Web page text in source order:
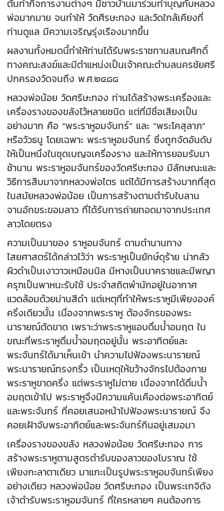
ต้นทำกิจการงานต่างๆ มีชาวบ้านมาร่วมทำบุญกับหลวง
พ่อมากมาย จนทำให้ วัดศีรษะทอง และวัดใกล้เคียงที่
ท่านดูแล มีความเจริญรุ่งเรืองมากขึ้น
ผลงานทั้งหมดนี้ทำให้ท่านได้รับพระราชทานสมณศักดิ์
ทางคณะสงฆ์และมีตำแหน่งเป็นเจ้าคณะตำบลนครชัยศรี
ปกครองวัดจนถึง พ.ศ.๒๔๘๘
หลวงพ่อน้อย วัดศรีษะทอง ท่านได้สร้างพระเครื่องและ
เครื่องรางของขลังไว้หลายชนิด แต่ที่มีชื่อเสียงเป็น
อย่างมาก คือ “พระราหูอมจันทร์” และ “พระโคสุลาภ”
หรือวัวธนู โดยเฉพาะ พระราหูอมจันทร์ ซึ่งถูกจัดอันดับ
ให้เป็นหนึ่งในชุดเบญจเครื่องราง และให้การยอมรับมา
ช้านาน พระราหูอมจันทร์ของวัดศรีษะทอง มีลักษณะและ
วิธีการสืบมาจากหลวงพ่อไตร แต่ได้มีการสร้างมากที่สุด
ในสมัยหลวงพ่อน้อย เป็นการสร้างตามตำรับใบลาน
จานอักขระขอมลาว ที่ได้รับการถ่ายทอดมาจากประเทศ
ลาวโดยตรง
ความเป็นมาของ ราหูอมจันทร์ ตามตำนานทาง
ไสยศาสตร์ได้กล่าวไว้ว่า พระราหูเป็นยักษ์ดุร้าย น่ากลัว
ผิวดำเป็นเงาวาวเหมือนนิล มีหางเป็นนาคราชและมีพญา
ครุฑเป็นพาหนะรับใช้ ประจำสถิตพำนักอยู่ในอากาศ
แวดล้อมด้วยม่านสีดำ แต่เหตุที่ทำให้พระราหูมีเพียงองค์
ครึ่งเดียวนั้น เนื่องจากพระราหู ต้องจักรของพระ
นารายณ์ตัดขาด เพราะว่าพระราหูแอบดื่มน้ำอมฤต ใน
ขณะที่พระราหูดื่มน้ำอมฤตอยู่นั้น พระอาทิตย์และ
พระจันทร์ได้มาเห็นเข้า นำความไปฟ้องพระนารายณ์
พระนารายณ์ทรงกริ้ว เป็นเหตุให้ขว้างจักรไปต้องกาย
พระราหูขาดครึ่ง แต่พระราหูไม่ตาย เนื่องจากได้ดื่มน้ำ
อมฤตเข้าไป พระราหูจึงมีความแค้นเคืองต่อพระอาทิตย์
และพระจันทร์ ที่คอยเสนอหน้าไปฟ้องพระนารายณ์ จึง
คอยเฝ้าจับพระอาทิตย์และพระจันทร์กินอยู่เสมอมา
เครื่องรางของขลัง หลวงพ่อน้อย วัดศรีษะทอง การ
สร้างพระราหูตามสูตรตำรับของลาวของโบราณ ใช้
เพียงกะลาตาเดียว มาแกะเป็นรูปพระราหูอมจันทร์เพียง
อย่างเดียว หลวงพ่อน้อย วัดศรีษะทอง เป็นพระเกจิดัง
เจ้าตำรับพระราหูอมจันทร์ ที่ใครหลายๆ คนต้องการ